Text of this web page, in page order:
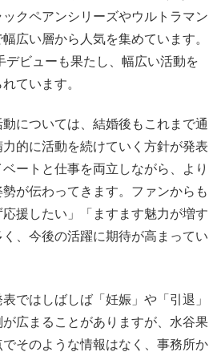
クペアンシリーズやウルトラマン
広い層から人気を集めています。
デビューも果たし、幅広い活動を
ています。
については、結婚後もこれまで通
的に活動を続けていく方針が発表
ートと仕事を両立しながら、より
が伝わってきます。ファンからも
応援したい」「ますます魅力が増す
、今後の活躍に期待が高まってい
ではしばしば「妊娠」や「引退」
広まることがありますが、水谷果
そのような情報はなく、事務所か